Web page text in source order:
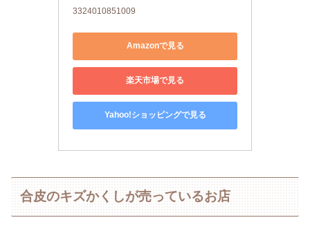
3324010851009
Amazonで見る
楽天市場で見る
Yahoo!ショッピングで見る
合皮のキズかくしが売っているお店